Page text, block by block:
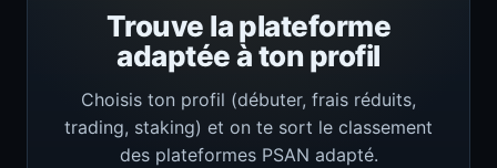
Trouve la plateforme
adaptée à ton profil
Choisis ton profil (débuter, frais réduits,
trading, staking) et on te sort le classement
des plateformes PSAN adapté.